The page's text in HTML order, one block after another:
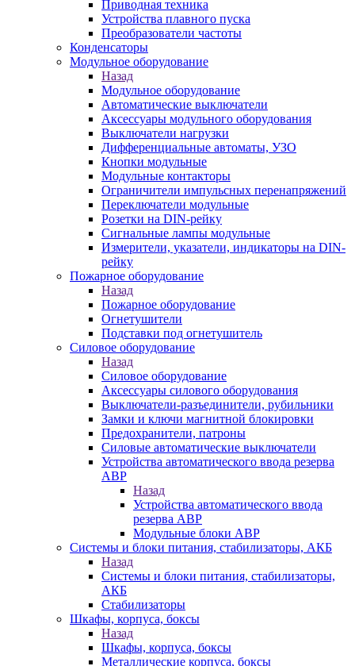
Приводная техника
Устройства плавного пуска
Преобразователи частоты
Конденсаторы
Модульное оборудование
Назад
Модульное оборудование
Автоматические выключатели
Аксессуары модульного оборудования
Выключатели нагрузки
Дифференциальные автоматы, УЗО
Кнопки модульные
Модульные контакторы
Ограничители импульсных перенапряжений
Переключатели модульные
Розетки на DIN-рейку
Сигнальные лампы модульные
Измерители, указатели, индикаторы на DIN-
рейку
Пожарное оборудование
Назад
Пожарное оборудование
Огнетушители
Подставки под огнетушитель
Силовое оборудование
Назад
Силовое оборудование
Аксессуары силового оборудования
Выключатели-разъединители, рубильники
Замки и ключи магнитной блокировки
Предохранители, патроны
Силовые автоматические выключатели
Устройства автоматического ввода резерва
АВР
Назад
Устройства автоматического ввода
резерва АВР
Модульные блоки АВР
Системы и блоки питания, стабилизаторы, АКБ
Назад
Системы и блоки питания, стабилизаторы,
АКБ
Стабилизаторы
Шкафы, корпуса, боксы
Назад
Шкафы, корпуса, боксы
Металлические корпуса, боксы